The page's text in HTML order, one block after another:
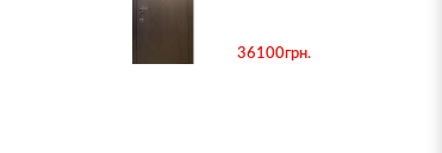
36100грн.